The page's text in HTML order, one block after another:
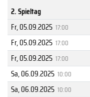
2. Spieltag
Fr, 05.09.2025 17:00
Fr, 05.09.2025 17:00
Fr, 05.09.2025 17:00
Sa, 06.09.2025 10:00
Sa, 06.09.2025 10:00